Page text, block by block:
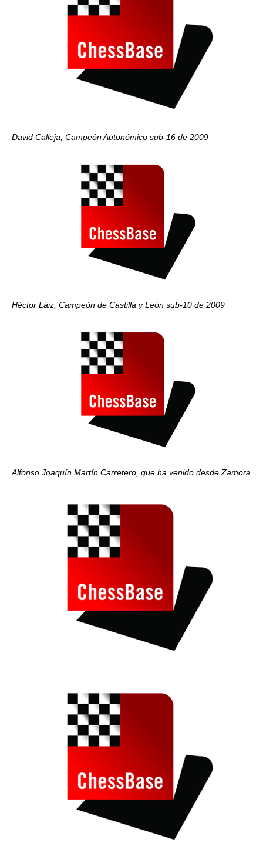
David Calleja, Campeón Autonómico sub-16 de 2009
Héctor Láiz, Campeón de Castilla y León sub-10 de 2009
Alfonso Joaquín Martín Carretero, que ha venido desde Zamora